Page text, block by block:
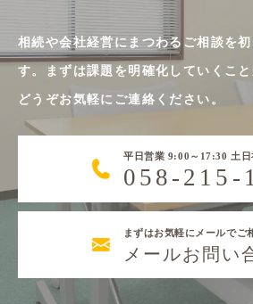
相続や会社経営にまつわるご相談を
す。まずは課題を明確化していくこ
どうぞお気軽にご連絡ください。
平日営業 9:00～17:30 土日
058-215-
まずはお気軽にメールでご
メールお問い